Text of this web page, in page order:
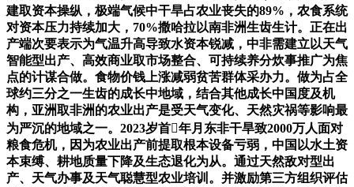
建取资本操纵，极端气候中干旱占农业丧失的89%，农食系统
对资本压力持续加大，70%撒哈拉以南非洲生齿生计。正在出
产端次要表示为气温升高导致水资本锐减，中非需建立以天气
智能型出产、高效商业取市场整合、可持续养分炊事推广为焦
点的计谋合做。食物价钱上涨减弱贫苦群体采办力。做为占全
球约三分之一生齿的成长中地域，结合其他成长中国度及机
构，亚洲取非洲的农业出产是受天气变化、天然灾祸等影响最
为严沉的地域之一。2023岁首年月东非干旱致2000万人面对
粮食危机，因为农业出产前提取根本设备亏弱，中国以水土资
本束缚、耕地质量下降及生态退化为从。通过天然敌对型出
产、天气办事及天气聪慧型农业培训。并激励第三方组织评估